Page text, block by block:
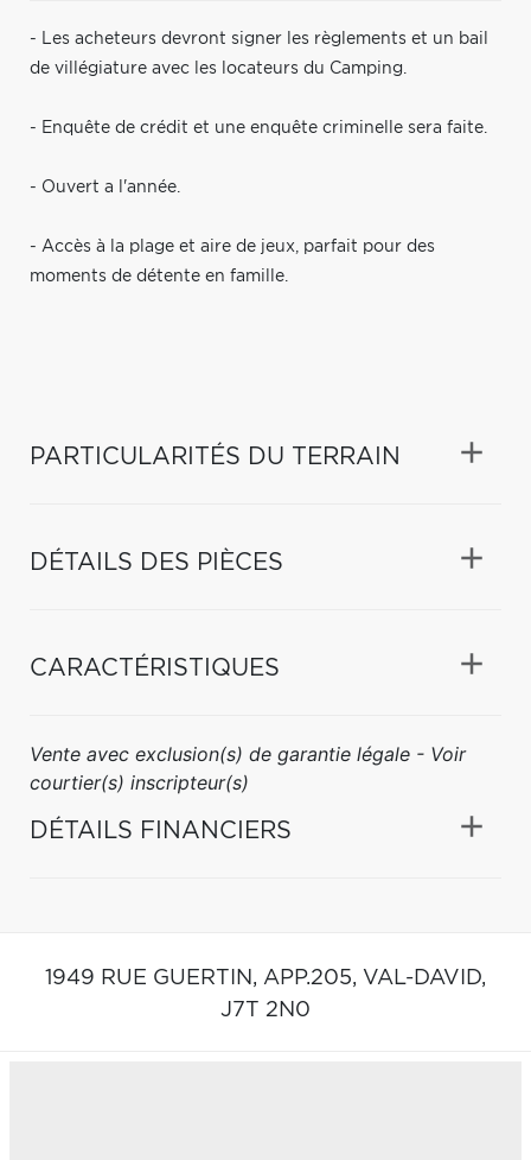
- Les acheteurs devront signer les règlements et un bail
de villégiature avec les locateurs du Camping.
- Enquête de crédit et une enquête criminelle sera faite.
- Ouvert a l'année.
- Accès à la plage et aire de jeux, parfait pour des
moments de détente en famille.
PARTICULARITÉS DU TERRAIN
DÉTAILS DES PIÈCES
CARACTÉRISTIQUES
Vente avec exclusion(s) de garantie légale - Voir
courtier(s) inscripteur(s)
DÉTAILS FINANCIERS
1949 RUE GUERTIN, APP.205, VAL-DAVID,
J7T 2N0